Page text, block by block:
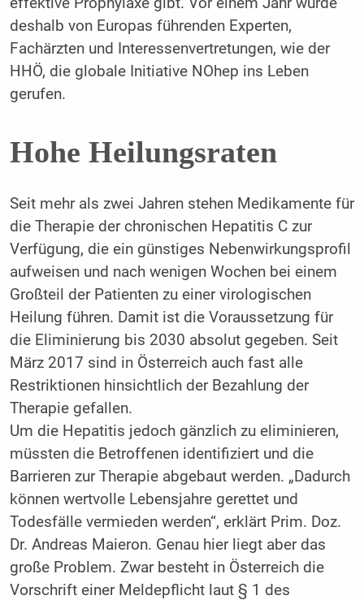
deshalb von Europas führenden Experten,
Fachärzten und Interessenvertretungen, wie der
HHÖ, die globale Initiative NOhep ins Leben
gerufen.
Hohe Heilungsraten
Seit mehr als zwei Jahren stehen Medikamente für
die Therapie der chronischen Hepatitis C zur
Verfügung, die ein günstiges Nebenwirkungsprofil
aufweisen und nach wenigen Wochen bei einem
Großteil der Patienten zu einer virologischen
Heilung führen. Damit ist die Voraussetzung für
die Eliminierung bis 2030 absolut gegeben. Seit
März 2017 sind in Österreich auch fast alle
Restriktionen hinsichtlich der Bezahlung der
Therapie gefallen.
Um die Hepatitis jedoch gänzlich zu eliminieren,
müssten die Betroffenen identifiziert und die
Barrieren zur Therapie abgebaut werden. „Dadurch
können wertvolle Lebensjahre gerettet und
Todesfälle vermieden werden“, erklärt Prim. Doz.
Dr. Andreas Maieron. Genau hier liegt aber das
große Problem. Zwar besteht in Österreich die
Vorschrift einer Meldepflicht laut § 1 des